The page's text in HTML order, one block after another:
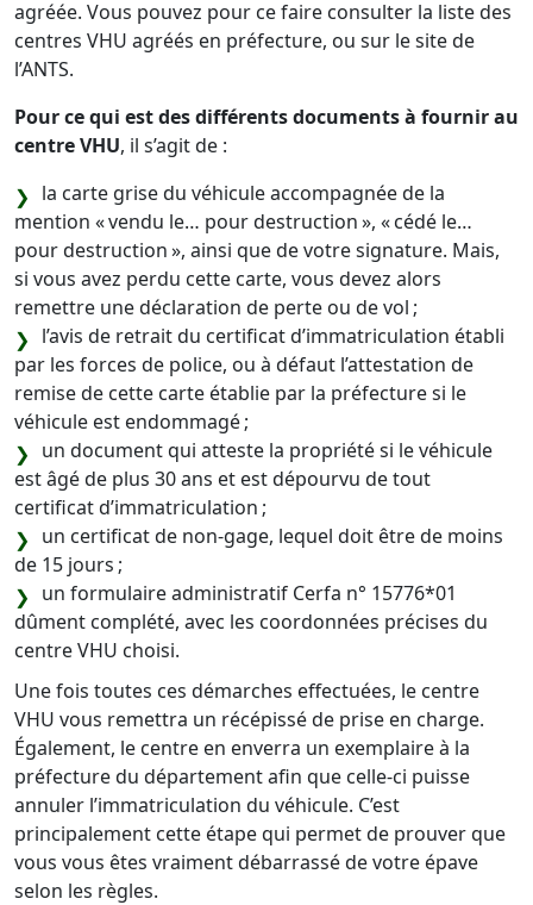
agréée. Vous pouvez pour ce faire consulter la liste des
centres VHU agréés en préfecture, ou sur le site de
l’ANTS.
Pour ce qui est des différents documents à fournir au
centre VHU, il s’agit de :
la carte grise du véhicule accompagnée de la
mention « vendu le… pour destruction », « cédé le…
pour destruction », ainsi que de votre signature. Mais,
si vous avez perdu cette carte, vous devez alors
remettre une déclaration de perte ou de vol ;
l’avis de retrait du certificat d’immatriculation établi
par les forces de police, ou à défaut l’attestation de
remise de cette carte établie par la préfecture si le
véhicule est endommagé ;
un document qui atteste la propriété si le véhicule
est âgé de plus 30 ans et est dépourvu de tout
certificat d’immatriculation ;
un certificat de non-gage, lequel doit être de moins
de 15 jours ;
un formulaire administratif Cerfa n° 15776*01
dûment complété, avec les coordonnées précises du
centre VHU choisi.
Une fois toutes ces démarches effectuées, le centre
VHU vous remettra un récépissé de prise en charge.
Également, le centre en enverra un exemplaire à la
préfecture du département afin que celle-ci puisse
annuler l’immatriculation du véhicule. C’est
principalement cette étape qui permet de prouver que
vous vous êtes vraiment débarrassé de votre épave
selon les règles.